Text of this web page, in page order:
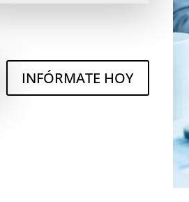
INFÓRMATE HOY